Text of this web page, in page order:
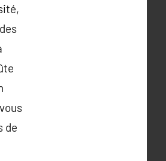
de